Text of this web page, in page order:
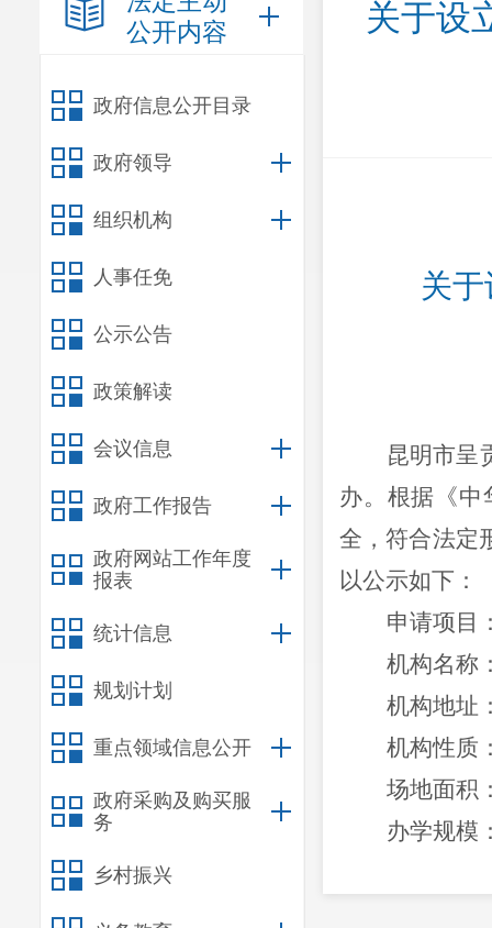
公开内容
政府信息公开目录
政府领导
组织机构
人事任免
公示公告
政策解读
会议信息
政府工作报告
政府网站工作年度
报表
统计信息
规划计划
重点领域信息公开
政府采购及购买服
务
乡村振兴
关于设
关于
昆明市呈
办。 根据《中
全，符合法定
以公示如下 ：
申请项目
机构名称
机构地址
机构性质
场地面积
办学规模